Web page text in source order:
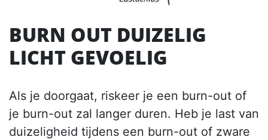
BURN OUT DUIZELIG
LICHT GEVOELIG
Als je doorgaat, riskeer je een burn-out of
je burn-out zal langer duren. Heb je last van
duizeligheid tijdens een burn-out of zware